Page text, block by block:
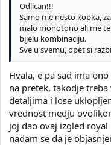
Odlican!!!
Samo me nesto kopka,
malo monotono ali me
bijelu kombinaciju.
Sve u svemu, opet si
Hvala, e pa sad ima
na pretek, takodje
detaljima i lose
vrednost medju
joj dao ovaj izgled
nadam se da je